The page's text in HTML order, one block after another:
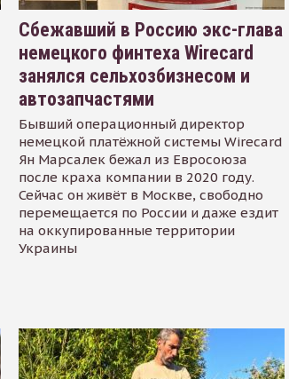
Сбежавший в Россию экс-глава
немецкого финтеха Wirecard
занялся сельхозбизнесом и
автозапчастями
Бывший операционный директор
немецкой платёжной системы Wirecard
Ян Марсалек бежал из Евросоюза
после краха компании в 2020 году.
Сейчас он живёт в Москве, свободно
перемещается по России и даже ездит
на оккупированные территории
Украины